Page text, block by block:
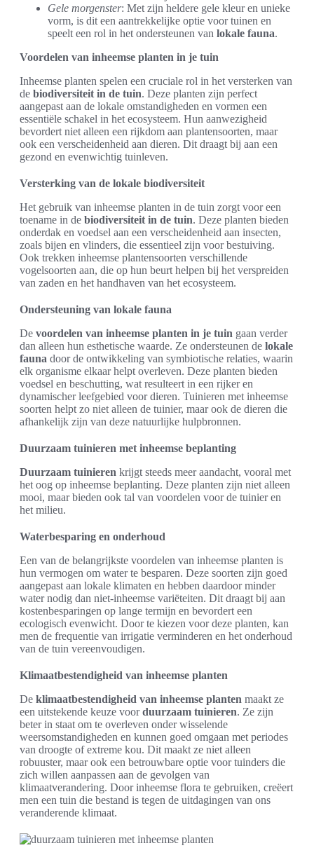
Gele morgenster: Met zijn heldere gele kleur en unieke
vorm, is dit een aantrekkelijke optie voor tuinen en
speelt een rol in het ondersteunen van lokale fauna.
Voordelen van inheemse planten in je tuin
Inheemse planten spelen een cruciale rol in het versterken van
de biodiversiteit in de tuin. Deze planten zijn perfect
aangepast aan de lokale omstandigheden en vormen een
essentiële schakel in het ecosysteem. Hun aanwezigheid
bevordert niet alleen een rijkdom aan plantensoorten, maar
ook een verscheidenheid aan dieren. Dit draagt bij aan een
gezond en evenwichtig tuinleven.
Versterking van de lokale biodiversiteit
Het gebruik van inheemse planten in de tuin zorgt voor een
toename in de biodiversiteit in de tuin. Deze planten bieden
onderdak en voedsel aan een verscheidenheid aan insecten,
zoals bijen en vlinders, die essentieel zijn voor bestuiving.
Ook trekken inheemse plantensoorten verschillende
vogelsoorten aan, die op hun beurt helpen bij het verspreiden
van zaden en het handhaven van het ecosysteem.
Ondersteuning van lokale fauna
De voordelen van inheemse planten in je tuin gaan verder
dan alleen hun esthetische waarde. Ze ondersteunen de lokale
fauna door de ontwikkeling van symbiotische relaties, waarin
elk organisme elkaar helpt overleven. Deze planten bieden
voedsel en beschutting, wat resulteert in een rijker en
dynamischer leefgebied voor dieren. Tuinieren met inheemse
soorten helpt zo niet alleen de tuinier, maar ook de dieren die
afhankelijk zijn van deze natuurlijke hulpbronnen.
Duurzaam tuinieren met inheemse beplanting
Duurzaam tuinieren krijgt steeds meer aandacht, vooral met
het oog op inheemse beplanting. Deze planten zijn niet alleen
mooi, maar bieden ook tal van voordelen voor de tuinier en
het milieu.
Waterbesparing en onderhoud
Een van de belangrijkste voordelen van inheemse planten is
hun vermogen om water te besparen. Deze soorten zijn goed
aangepast aan lokale klimaten en hebben daardoor minder
water nodig dan niet-inheemse variëteiten. Dit draagt bij aan
kostenbesparingen op lange termijn en bevordert een
ecologisch evenwicht. Door te kiezen voor deze planten, kan
men de frequentie van irrigatie verminderen en het onderhoud
van de tuin vereenvoudigen.
Klimaatbestendigheid van inheemse planten
De klimaatbestendigheid van inheemse planten maakt ze
een uitstekende keuze voorduurzaam tuinieren. Ze zijn
beter in staat om te overleven onder wisselende
weersomstandigheden en kunnen goed omgaan met periodes
van droogte of extreme kou. Dit maakt ze niet alleen
robuuster, maar ook een betrouwbare optie voor tuinders die
zich willen aanpassen aan de gevolgen van
klimaatverandering. Door inheemse flora te gebruiken, creëert
men een tuin die bestand is tegen de uitdagingen van ons
veranderende klimaat.